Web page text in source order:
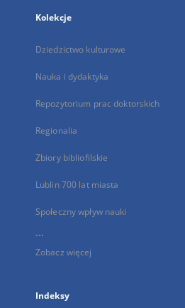
Kolekcje
Dziedzictwo kulturowe
Nauka i dydaktyka
Repozytorium prac doktorskich
Regionalia
Zbiory bibliofilskie
Lublin 700 lat miasta
Społeczny wpływ nauki
...
Zobacz więcej
Indeksy